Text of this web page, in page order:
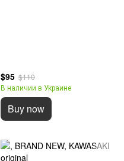
$95 $110
В наличии в Украине
Buy now